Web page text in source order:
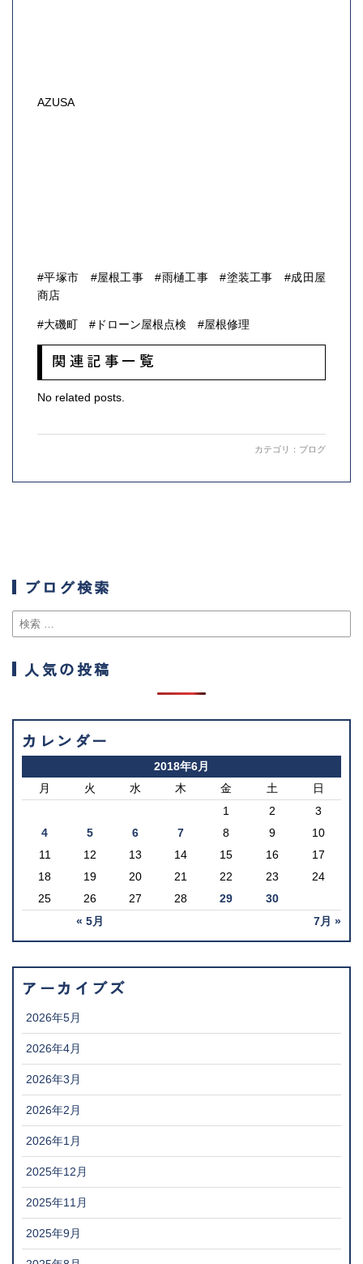
AZUSA
#平塚市 #屋根工事 #雨樋工事 #塗装工事 #成田屋
商店
#大磯町 #ドローン屋根点検 #屋根修理
関連記事一覧
No related posts.
カテゴリ： ブログ
ブログ検索
人気の投稿
カレンダー
2018年6月
月
火 水 木 金 土 日
« 5月 7月 »
1 2
3
4
5 6 7 8 9
10
11
12 13 14 15 16
17
18
19 20 21 22 23
24
25
26 27 28 29 30
アーカイブズ
2026年5月
2026年4月
2026年3月
2026年2月
2026年1月
2025年12月
2025年11月
2025年9月